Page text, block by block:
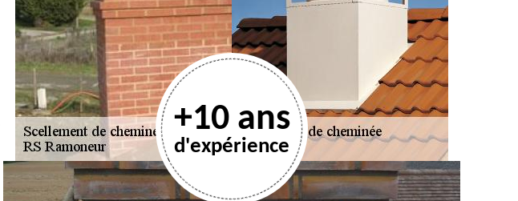
+10 ans
d'expérience